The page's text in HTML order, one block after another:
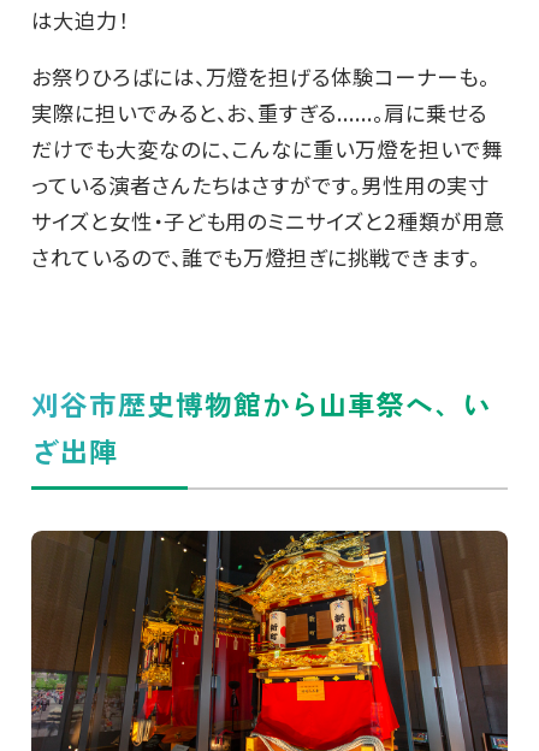
は大迫力！
お祭りひろばには、万燈を担げる体験コーナーも。
実際に担いでみると、お、重すぎる......。肩に乗せる
だけでも大変なのに、こんなに重い万燈を担いで舞
っている演者さんたちはさすがです。男性用の実寸
サイズと女性・子ども用のミニサイズと2種類が用意
されているので、誰でも万燈担ぎに挑戦できます。
刈谷市歴史博物館から山車祭へ、い
ざ出陣